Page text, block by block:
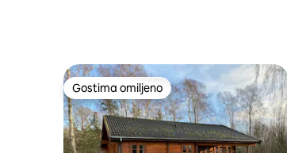
Gostima omiljeno
Gostima omiljeno